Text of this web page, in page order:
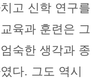
고 신학 연구를
육과 훈련은 그
숙한 생각과 종
다. 그도 역시